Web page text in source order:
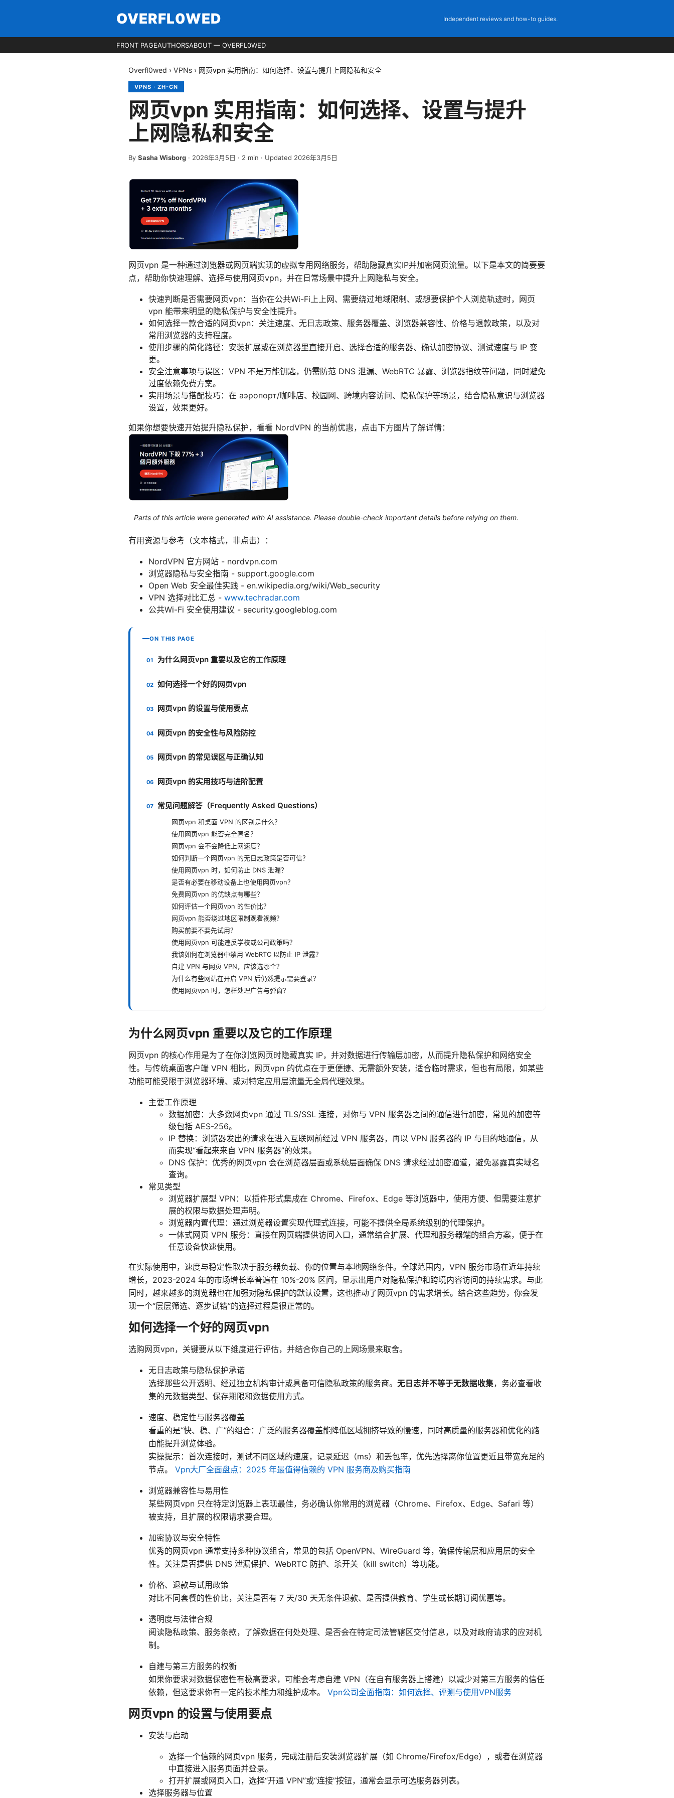
OVERFL0WED Independent reviews and how-to guides.
FRONT PAGEAUTHORSABOUT — OVERFL0WED
Overfl0wed › VPNs › 网页vpn 实用指南：如何选择、设置与提升上网隐私和安全
VPNS · ZH-CN
网页vpn 实用指南：如何选择、设置与提升
上网隐私和安全
By Sasha Wisborg · 2026年3月5日 · 2 min · Updated 2026年3月5日
网页vpn 是一种通过浏览器或网页端实现的虚拟专用网络服务，帮助隐藏真实IP并加密网页流量。以下是本文的简要要
点，帮助你快速理解、选择与使用网页vpn，并在日常场景中提升上网隐私与安全。
快速判断是否需要网页vpn：当你在公共Wi-Fi上上网、需要绕过地域限制、或想要保护个人浏览轨迹时，网页
vpn 能带来明显的隐私保护与安全性提升。
如何选择一款合适的网页vpn：关注速度、无日志政策、服务器覆盖、浏览器兼容性、价格与退款政策，以及对
常用浏览器的支持程度。
使用步骤的简化路径：安装扩展或在浏览器里直接开启、选择合适的服务器、确认加密协议、测试速度与 IP 变
更。
安全注意事项与误区：VPN 不是万能钥匙，仍需防范 DNS 泄漏、WebRTC 暴露、浏览器指纹等问题，同时避免
过度依赖免费方案。
实用场景与搭配技巧：在 аэропорт/咖啡店、校园网、跨境内容访问、隐私保护等场景，结合隐私意识与浏览器
设置，效果更好。
如果你想要快速开始提升隐私保护，看看 NordVPN 的当前优惠，点击下方图片了解详情：
Parts of this article were generated with AI assistance. Please double-check important details before relying on them.
有用资源与参考（文本格式，非点击）：
NordVPN 官方网站 - nordvpn.com
浏览器隐私与安全指南 - support.google.com
Open Web 安全最佳实践 - en.wikipedia.org/wiki/Web_security
VPN 选择对比汇总 - www.techradar.com
公共Wi-Fi 安全使用建议 - security.googleblog.com
ON THIS PAGE
为什么网页vpn 重要以及它的工作原理
如何选择一个好的网页vpn
网页vpn 的设置与使用要点
网页vpn 的安全性与风险防控
网页vpn 的常见误区与正确认知
网页vpn 的实用技巧与进阶配置
常见问题解答（Frequently Asked Questions）
网页vpn 和桌面 VPN 的区别是什么？
使用网页vpn 能否完全匿名？
网页vpn 会不会降低上网速度？
如何判断一个网页vpn 的无日志政策是否可信？
使用网页vpn 时，如何防止 DNS 泄漏？
是否有必要在移动设备上也使用网页vpn？
免费网页vpn 的优缺点有哪些？
如何评估一个网页vpn 的性价比？
网页vpn 能否绕过地区限制观看视频？
购买前要不要先试用？
使用网页vpn 可能违反学校或公司政策吗？
我该如何在浏览器中禁用 WebRTC 以防止 IP 泄露？
自建 VPN 与网页 VPN，应该选哪个？
为什么有些网站在开启 VPN 后仍然提示需要登录？
使用网页vpn 时，怎样处理广告与弹窗？
为什么网页vpn 重要以及它的工作原理
网页vpn 的核心作用是为了在你浏览网页时隐藏真实 IP，并对数据进行传输层加密，从而提升隐私保护和网络安全
性。与传统桌面客户端 VPN 相比，网页vpn 的优点在于更便捷、无需额外安装，适合临时需求，但也有局限，如某些
功能可能受限于浏览器环境、或对特定应用层流量无全局代理效果。
主要工作原理
数据加密：大多数网页vpn 通过 TLS/SSL 连接，对你与 VPN 服务器之间的通信进行加密，常见的加密等
级包括 AES-256。
IP 替换：浏览器发出的请求在进入互联网前经过 VPN 服务器，再以 VPN 服务器的 IP 与目的地通信，从
而实现“看起来来自 VPN 服务器”的效果。
DNS 保护：优秀的网页vpn 会在浏览器层面或系统层面确保 DNS 请求经过加密通道，避免暴露真实域名
查询。
常见类型
浏览器扩展型 VPN：以插件形式集成在 Chrome、Firefox、Edge 等浏览器中，使用方便、但需要注意扩
展的权限与数据处理声明。
浏览器内置代理：通过浏览器设置实现代理式连接，可能不提供全局系统级别的代理保护。
一体式网页 VPN 服务：直接在网页端提供访问入口，通常结合扩展、代理和服务器端的组合方案，便于在
任意设备快速使用。
在实际使用中，速度与稳定性取决于服务器负载、你的位置与本地网络条件。全球范围内，VPN 服务市场在近年持续
增长，2023-2024 年的市场增长率普遍在 10%-20% 区间，显示出用户对隐私保护和跨境内容访问的持续需求。与此
同时，越来越多的浏览器也在加强对隐私保护的默认设置，这也推动了网页vpn 的需求增长。结合这些趋势，你会发
现一个“层层筛选、逐步试错”的选择过程是很正常的。
如何选择一个好的网页vpn
选购网页vpn，关键要从以下维度进行评估，并结合你自己的上网场景来取舍。
无日志政策与隐私保护承诺
选择那些公开透明、经过独立机构审计或具备可信隐私政策的服务商。 无日志并不等于无数据收集，务必查看收
集的元数据类型、保存期限和数据使用方式。
速度、稳定性与服务器覆盖
看重的是“快、稳、广”的组合：广泛的服务器覆盖能降低区域拥挤导致的慢速，同时高质量的服务器和优化的路
由能提升浏览体验。
实操提示：首次连接时，测试不同区域的速度，记录延迟（ms）和丢包率，优先选择离你位置更近且带宽充足的
节点。 Vpn大厂全面盘点：2025 年最值得信赖的 VPN 服务商及购买指南
浏览器兼容性与易用性
某些网页vpn 只在特定浏览器上表现最佳，务必确认你常用的浏览器（Chrome、Firefox、Edge、Safari 等）
被支持，且扩展的权限请求要合理。
加密协议与安全特性
优秀的网页vpn 通常支持多种协议组合，常见的包括 OpenVPN、WireGuard 等，确保传输层和应用层的安全
性。关注是否提供 DNS 泄漏保护、WebRTC 防护、杀开关（kill switch）等功能。
价格、退款与试用政策
对比不同套餐的性价比，关注是否有 7 天/30 天无条件退款、是否提供教育、学生或长期订阅优惠等。
透明度与法律合规
阅读隐私政策、服务条款，了解数据在何处处理、是否会在特定司法管辖区交付信息，以及对政府请求的应对机
制。
自建与第三方服务的权衡
如果你要求对数据保密性有极高要求，可能会考虑自建 VPN（在自有服务器上搭建）以减少对第三方服务的信任
依赖，但这要求你有一定的技术能力和维护成本。 Vpn公司全面指南：如何选择、评测与使用VPN服务
网页vpn 的设置与使用要点
安装与启动
选择一个信赖的网页vpn 服务，完成注册后安装浏览器扩展（如 Chrome/Firefox/Edge），或者在浏览器
中直接进入服务页面并登录。
打开扩展或网页入口，选择“开通 VPN”或“连接”按钮，通常会显示可选服务器列表。
选择服务器与位置